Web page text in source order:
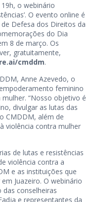
o webinário
O evento online é
Defesa dos Direitos da
do Dia
8 de março. Os
gratuitamente,
cmddm.
Anne Azevedo, o
feminino
“Nosso objetivo é
divulgar as lutas das
CMDDM, além de
violência contra mulher
de lutas e resistências
violência contra a
e as instituições que
Juazeiro. O webinário
conselheiras
e representantes da